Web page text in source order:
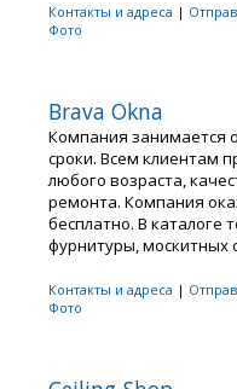
Контакты и адреса |
Фото
Brava Okna
Компания занимается
сроки. Всем клиентам
любого возраста,
ремонта. Компания
бесплатно. В каталоге
фурнитуры, москитных
Контакты и адреса |
Фото